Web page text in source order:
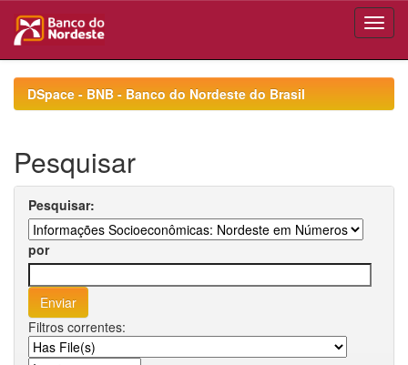
navigationDSpace - BNB - Banco do Nordeste do Brasil
Pesquisar
Pesquisar:
por
Filtros correntes: